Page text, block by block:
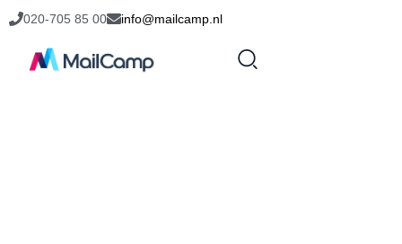
020-705 85 00 info@mailcamp.nl